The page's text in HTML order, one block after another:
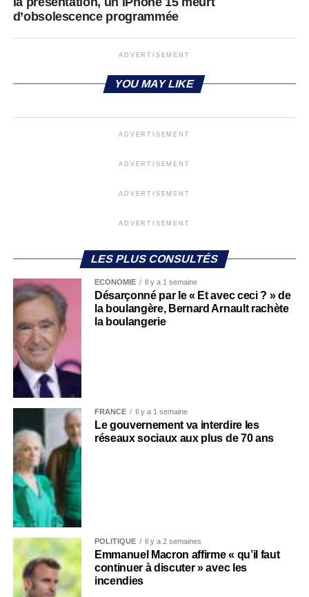
d’obsolescence programmée
ADVERTISEMENT
YOU MAY LIKE
ADVERTISEMENT
ADVERTISEMENT
ADVERTISEMENT
ADVERTISEMENT
LES PLUS CONSULTÉS
ECONOMIE Il y a 1 semaine
Désarçonné par le « Et avec ceci ? » de
la boulangère, Bernard Arnault rachète
la boulangerie
FRANCE Il y a 1 semaine
Le gouvernement va interdire les
réseaux sociaux aux plus de 70 ans
POLITIQUE Il y a 2 semaines
Emmanuel Macron affirme « qu’il faut
continuer à discuter » avec les
incendies